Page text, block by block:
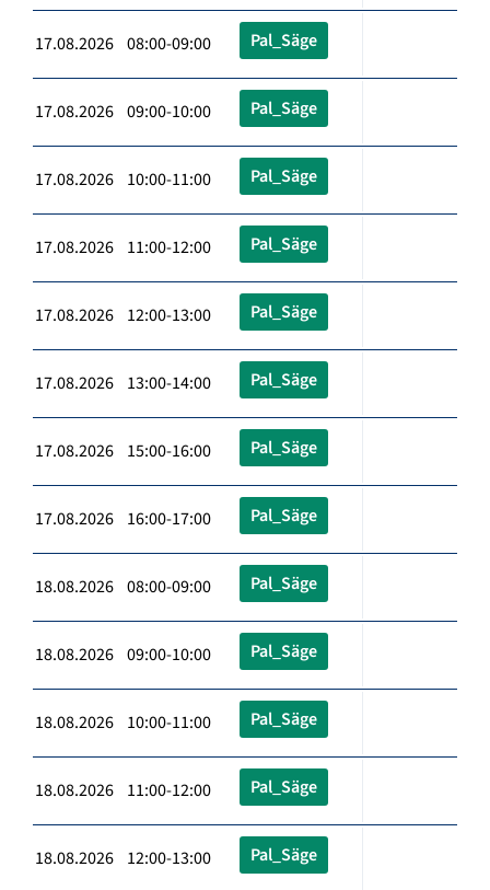
17.08.2026 08:00-09:00 Pal_Säge
17.08.2026 09:00-10:00 Pal_Säge
17.08.2026 10:00-11:00 Pal_Säge
17.08.2026 11:00-12:00 Pal_Säge
17.08.2026 12:00-13:00 Pal_Säge
17.08.2026 13:00-14:00 Pal_Säge
17.08.2026 15:00-16:00 Pal_Säge
17.08.2026 16:00-17:00 Pal_Säge
18.08.2026 08:00-09:00 Pal_Säge
18.08.2026 09:00-10:00 Pal_Säge
18.08.2026 10:00-11:00 Pal_Säge
18.08.2026 11:00-12:00 Pal_Säge
18.08.2026 12:00-13:00 Pal_Säge